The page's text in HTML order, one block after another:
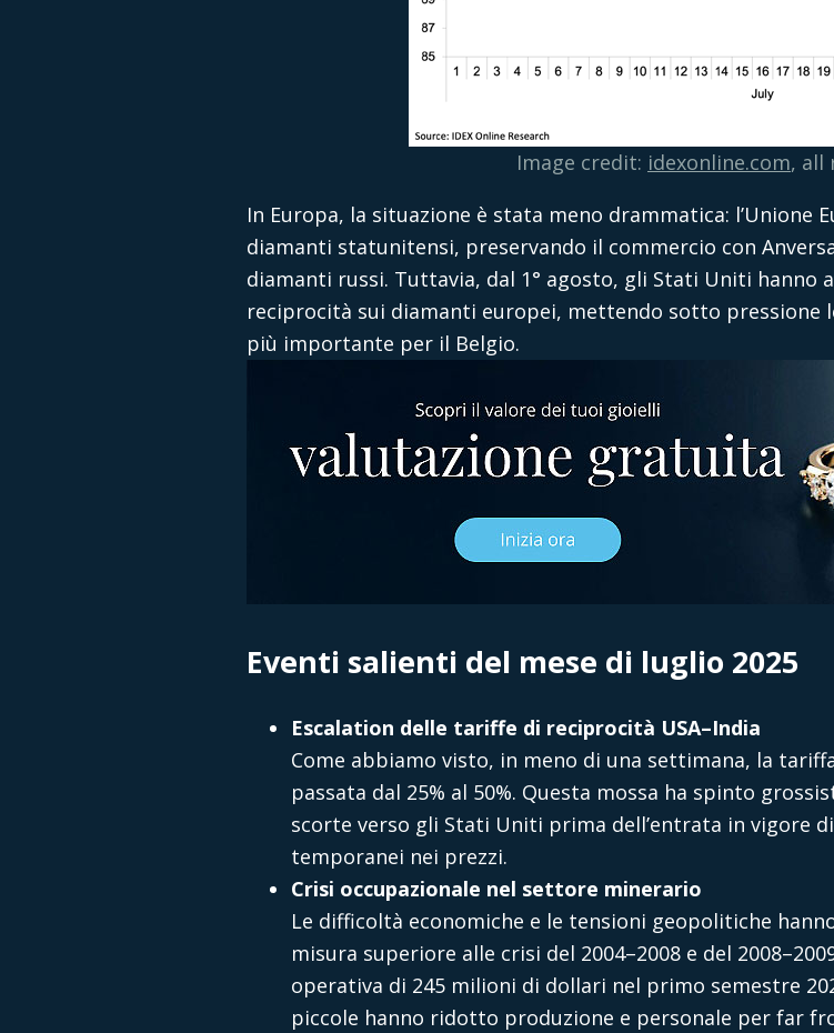
Image credit: idexonline.com, all
In Europa, la situazione è stata meno drammatica: l’Unione
diamanti statunitensi, preservando il commercio con
diamanti russi. Tuttavia, dal 1° agosto, gli Stati Uniti hanno
reciprocità sui diamanti europei, mettendo sotto pressione
più importante per il Belgio.
Eventi salienti del mese di luglio 2025
Escalation delle tariffe di reciprocità USA–India
Come abbiamo visto, in meno di una settimana, la
passata dal 25% al 50%. Questa mossa ha spinto
scorte verso gli Stati Uniti prima dell’entrata in vigore
temporanei nei prezzi.
Crisi occupazionale nel settore minerario
Le difficoltà economiche e le tensioni geopolitiche
misura superiore alle crisi del 2004–2008 e del
operativa di 245 milioni di dollari nel primo semestre
piccole hanno ridotto produzione e personale per far